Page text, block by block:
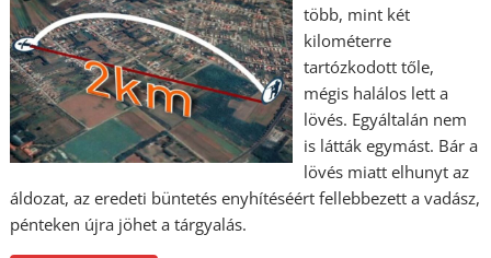
több, mint két
kilométerre
tartózkodott tőle,
mégis halálos lett a
lövés. Egyáltalán nem
is látták egymást. Bár a
lövés miatt elhunyt az
áldozat, az eredeti büntetés enyhítéséért fellebbezett a vadász,
pénteken újra jöhet a tárgyalás.